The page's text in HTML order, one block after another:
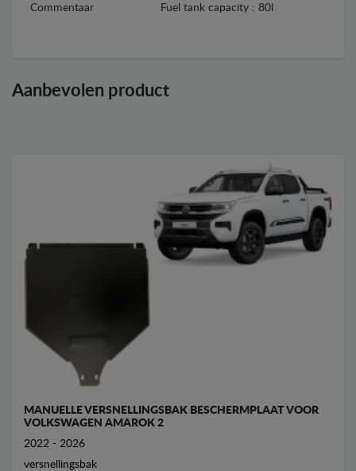
Commentaar Fuel tank capacity : 80l
Aanbevolen product
MANUELLE VERSNELLINGSBAK BESCHERMPLAAT VOOR
VOLKSWAGEN AMAROK 2
2022 - 2026
versnellingsbak